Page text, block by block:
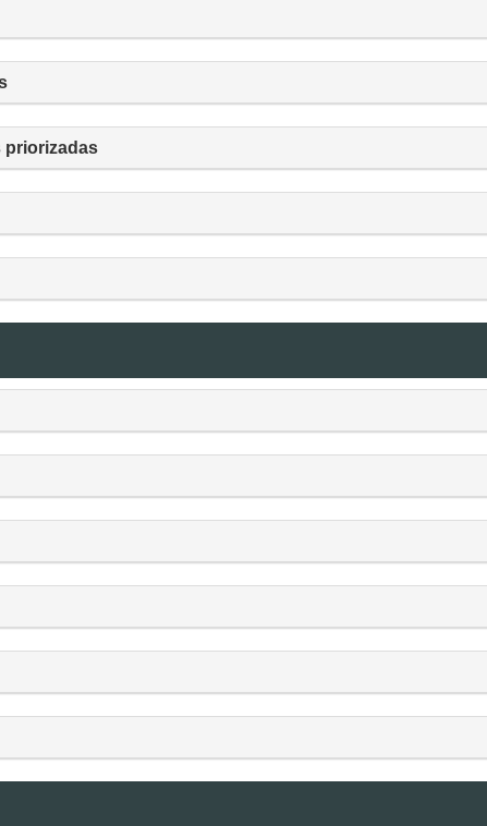
priorizadas